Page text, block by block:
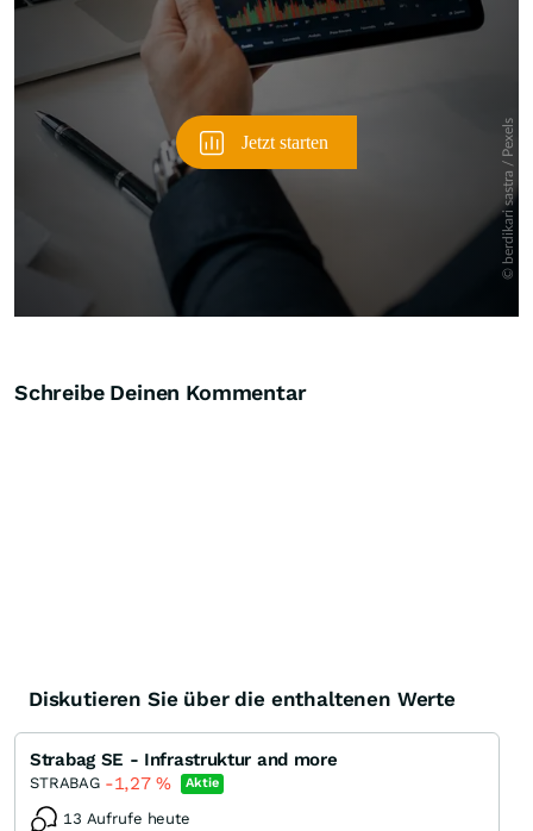
Schreibe Deinen Kommentar
Diskutieren Sie über die enthaltenen Werte
Strabag SE - Infrastruktur and more
STRABAG -1,27% Aktie
13 Aufrufe heute